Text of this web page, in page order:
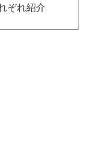
ぞれ紹介